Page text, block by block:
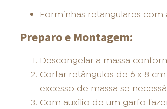
Forminhas retangulares
Preparo e Montagem:
Descongelar a massa
Cortar retângulos de 6 x 8
excesso de massa se
Com auxílio de um garfo